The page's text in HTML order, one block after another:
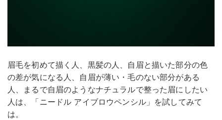
眉毛を初めて描く人、黒髪の人、自眉と描いた部分の色
の差が気になる人、自眉が薄い・毛のない部分がある
人、まるで自眉のようなナチュラルで整った眉にしたい
人は、「ニードル アイブロウペンシル」を試してみて
は。